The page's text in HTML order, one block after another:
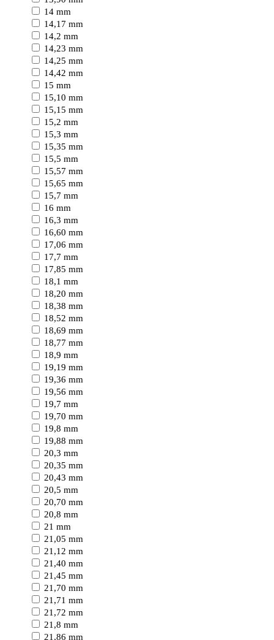
14 mm
14,17 mm
14,2 mm
14,23 mm
14,25 mm
14,42 mm
15 mm
15,10 mm
15,15 mm
15,2 mm
15,3 mm
15,35 mm
15,5 mm
15,57 mm
15,65 mm
15,7 mm
16 mm
16,3 mm
16,60 mm
17,06 mm
17,7 mm
17,85 mm
18,1 mm
18,20 mm
18,38 mm
18,52 mm
18,69 mm
18,77 mm
18,9 mm
19,19 mm
19,36 mm
19,56 mm
19,7 mm
19,70 mm
19,8 mm
19,88 mm
20,3 mm
20,35 mm
20,43 mm
20,5 mm
20,70 mm
20,8 mm
21 mm
21,05 mm
21,12 mm
21,40 mm
21,45 mm
21,70 mm
21,71 mm
21,72 mm
21,8 mm
21,86 mm